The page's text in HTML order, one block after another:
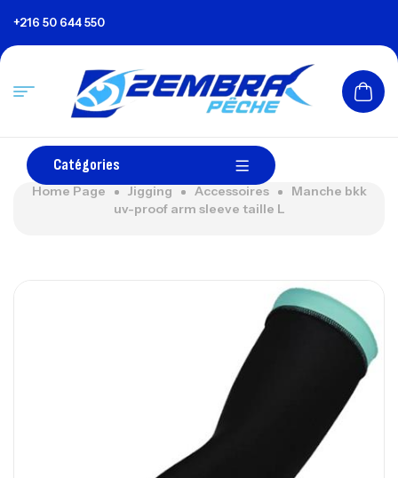
+216 50 644 550
Catégories
Home Page Jigging Accessoires
Manche bkk
uv-proof arm sleeve taille L